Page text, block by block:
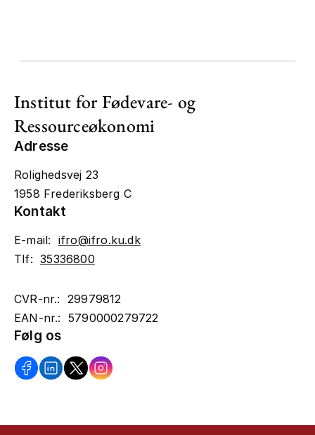
Institut for Fødevare- og
Ressourceøkonomi
Adresse
Rolighedsvej 23
1958 Frederiksberg C
Kontakt
E-mail: ifro@ifro.ku.dk
Tlf:35336800
CVR-nr.: 29979812
EAN-nr.: 5790000279722
Følg os